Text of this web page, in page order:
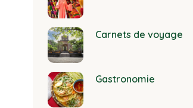
Carnets de voyage
Gastronomie